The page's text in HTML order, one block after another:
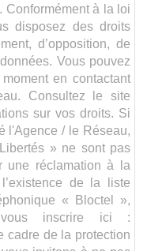
Conformément à la loi
disposez des droits
d’opposition, de
Vous pouvez
en contactant
Consultez le site
sur vos droits. Si
l'Agence / le Réseau,
» ne sont pas
une réclamation à la
de la liste
« Bloctel »,
inscrire ici :
cadre de la protection